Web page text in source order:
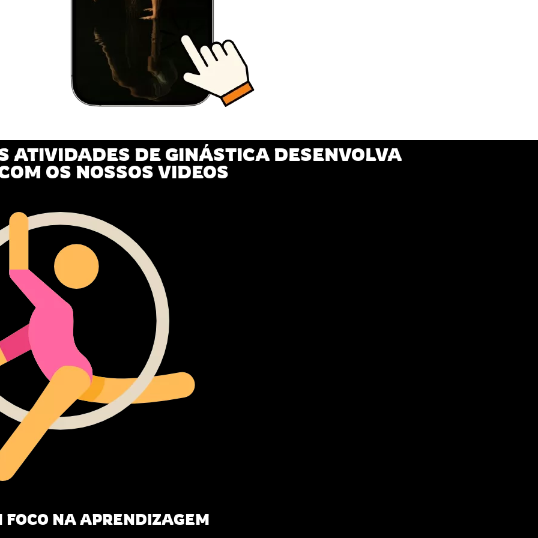
ATIVIDADES DE GINÁSTICA DESENVOLVA
OS NOSSOS VIDEOS
FOCO NA APRENDIZAGEM